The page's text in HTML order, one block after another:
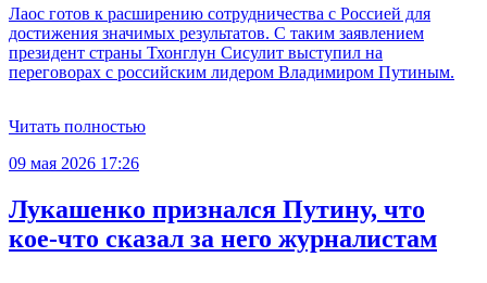
Лаос готов к расширению сотрудничества с Россией для
достижения значимых результатов. С таким заявлением
президент страны Тхонглун Сисулит выступил на
переговорах с российским лидером Владимиром Путиным.
Читать полностью
09 мая 2026 17:26
Лукашенко признался Путину, что
кое-что сказал за него журналистам